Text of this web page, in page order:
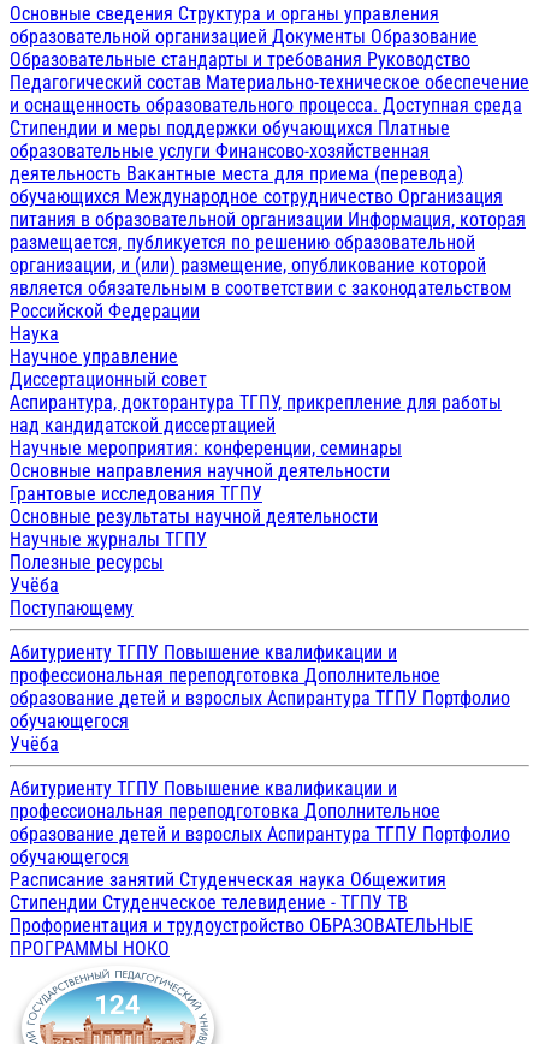
Основные сведения Структура и органы управления
образовательной организацией Документы Образование
Образовательные стандарты и требования Руководство
Педагогический состав Материально-техническое обеспечение
и оснащенность образовательного процесса. Доступная среда
Стипендии и меры поддержки обучающихся Платные
образовательные услуги Финансово-хозяйственная
деятельность Вакантные места для приема (перевода)
обучающихся Международное сотрудничество Организация
питания в образовательной организации Информация, которая
размещается, публикуется по решению образовательной
организации, и (или) размещение, опубликование которой
является обязательным в соответствии с законодательством
Российской Федерации
Наука
Научное управление
Диссертационный совет
Аспирантура, докторантура ТГПУ, прикрепление для работы
над кандидатской диссертацией
Научные мероприятия: конференции, семинары
Основные направления научной деятельности
Грантовые исследования ТГПУ
Основные результаты научной деятельности
Научные журналы ТГПУ
Полезные ресурсы
Учёба
Поступающему
Абитуриенту ТГПУ Повышение квалификации и
профессиональная переподготовка Дополнительное
образование детей и взрослых Аспирантура ТГПУ Портфолио
обучающегося
Учёба
Абитуриенту ТГПУ Повышение квалификации и
профессиональная переподготовка Дополнительное
образование детей и взрослых Аспирантура ТГПУ Портфолио
обучающегося
Расписание занятий Студенческая наука Общежития
Стипендии Студенческое телевидение - ТГПУ ТВ
Профориентация и трудоустройство ОБРАЗОВАТЕЛЬНЫЕ
ПРОГРАММЫ НОКО